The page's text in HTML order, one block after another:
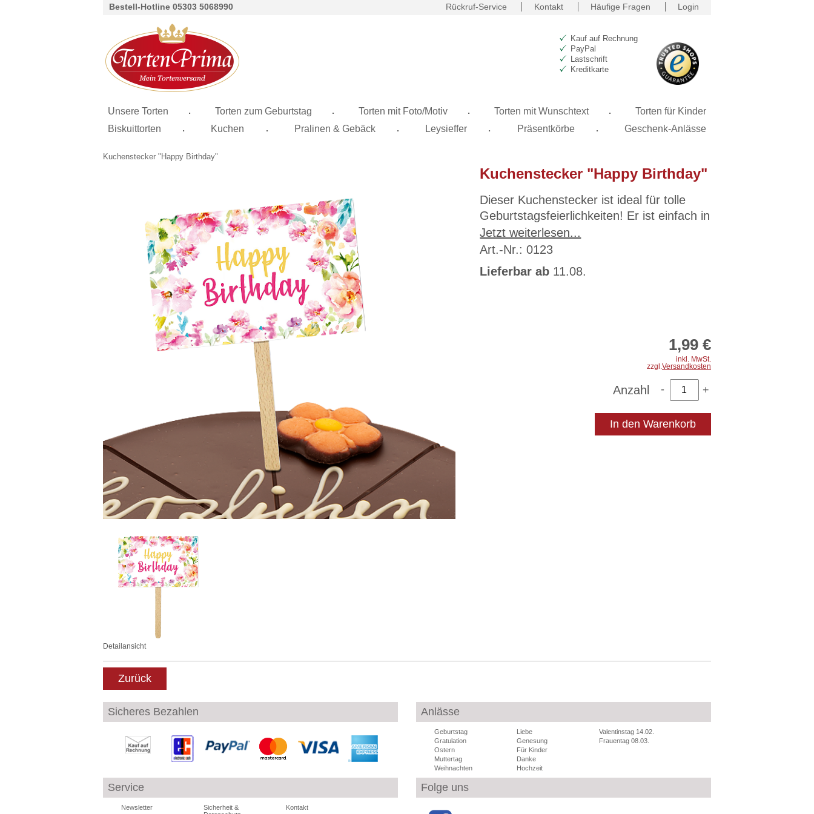
Bestell-Hotline 05303 5068990 Rückruf-Service Kontakt Häufige Fragen Login
Kauf auf Rechnung
PayPal
Lastschrift
Kreditkarte
Unsere Torten . Torten zum Geburtstag . Torten mit Foto/Motiv . Torten mit Wunschtext .
Torten für Kinder
Biskuittorten
. Kuchen . Pralinen & Gebäck . Leysieffer . Präsentkörbe . Geschenk-Anlässe
Kuchenstecker "Happy Birthday"
Detailansicht
Kuchenstecker "Happy Birthday"
Dieser Kuchenstecker ist ideal für tolle
Geburtstagsfeierlichkeiten! Er ist einfach in
der Anwendung und sorgt für eine
beeindruckende Dekoration Ihrer Torte.
Bitte haben Sie Verständnis dafür, dass
Jetzt weiterlesen...
Art.-Nr.: 0123
Lieferbar ab 11.08.
1,99 €
inkl. MwSt.
zzgl.Versandkosten
Anzahl
In den Warenkorb
Zurück
Sicheres Bezahlen Anlässe
Geburtstag
Gratulation
Ostern
Muttertag
Weihnachten
Liebe
Genesung
Für Kinder
Danke
Hochzeit
Valentinstag 14.02.
Frauentag 08.03.
Service
Newsletter
Sicherheit &
Kontakt
Folge uns